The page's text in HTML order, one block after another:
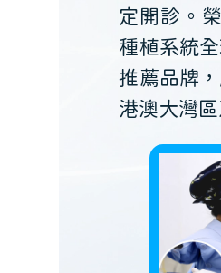
定開診。
種植系統
推薦品牌
港澳大灣